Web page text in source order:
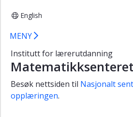
English
Matematikksenteret
Instituttledelse
administrasjonen
Studieprogramledere
Administrasjon
MENY
Institutt for lærerutdanning
Matematikksenteret
Besøk nettsiden til Nasjonalt
opplæringen.